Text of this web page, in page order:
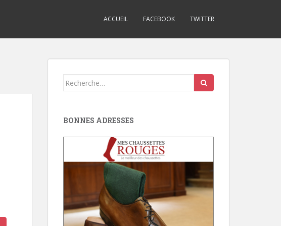
ACCUEIL FACEBOOK TWITTER
Search
BONNES ADRESSES